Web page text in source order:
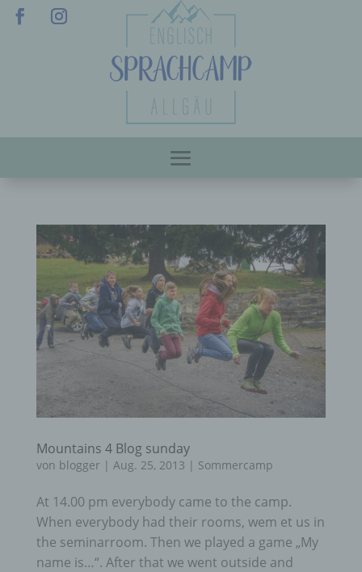
Mountains 4 Blog sunday
von blogger | Aug. 25, 2013 | Sommercamp
At 14.00 pm everybody came to the camp.
When everybody had their rooms, wem et us in
the seminarroom. Then we played a game „My
name is…“. After that we went outside and